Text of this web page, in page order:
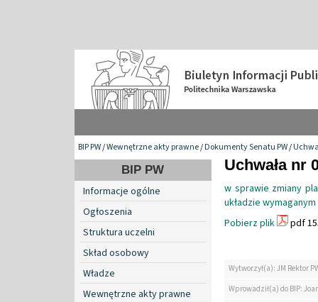
BIP PW/Wewnętrzne akty prawne/Dokumenty Senatu PW/
BIP PW
Informacje ogólne
Ogłoszenia
Struktura uczelni
Skład osobowy
Władze
Wewnętrzne akty prawne
Uchwała nr
w sprawie zmiany
układzie
Pobierz plik
pdf
Wytworzył(a): JM Rektor
Wprowadził(a) do BIP: